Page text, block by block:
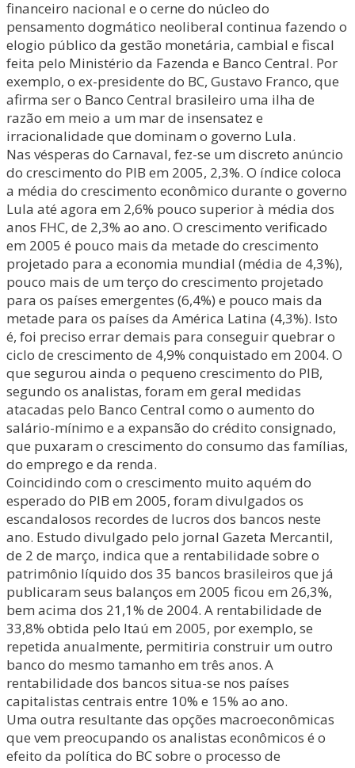
financeiro nacional e o cerne do núcleo do
pensamento dogmático neoliberal continua fazendo o
elogio público da gestão monetária, cambial e fiscal
feita pelo Ministério da Fazenda e Banco Central. Por
exemplo, o ex-presidente do BC, Gustavo Franco, que
afirma ser o Banco Central brasileiro uma ilha de
razão em meio a um mar de insensatez e
irracionalidade que dominam o governo Lula.
Nas vésperas do Carnaval, fez-se um discreto anúncio
do crescimento do PIB em 2005, 2,3%. O índice coloca
a média do crescimento econômico durante o governo
Lula até agora em 2,6% pouco superior à média dos
anos FHC, de 2,3% ao ano. O crescimento verificado
em 2005 é pouco mais da metade do crescimento
projetado para a economia mundial (média de 4,3%),
pouco mais de um terço do crescimento projetado
para os países emergentes (6,4%) e pouco mais da
metade para os países da América Latina (4,3%). Isto
é, foi preciso errar demais para conseguir quebrar o
ciclo de crescimento de 4,9% conquistado em 2004. O
que segurou ainda o pequeno crescimento do PIB,
segundo os analistas, foram em geral medidas
atacadas pelo Banco Central como o aumento do
salário-mínimo e a expansão do crédito consignado,
que puxaram o crescimento do consumo das famílias,
do emprego e da renda.
Coincidindo com o crescimento muito aquém do
esperado do PIB em 2005, foram divulgados os
escandalosos recordes de lucros dos bancos neste
ano. Estudo divulgado pelo jornal Gazeta Mercantil,
de 2 de março, indica que a rentabilidade sobre o
patrimônio líquido dos 35 bancos brasileiros que já
publicaram seus balanços em 2005 ficou em 26,3%,
bem acima dos 21,1% de 2004. A rentabilidade de
33,8% obtida pelo Itaú em 2005, por exemplo, se
repetida anualmente, permitiria construir um outro
banco do mesmo tamanho em três anos. A
rentabilidade dos bancos situa-se nos países
capitalistas centrais entre 10% e 15% ao ano.
Uma outra resultante das opções macroeconômicas
que vem preocupando os analistas econômicos é o
efeito da política do BC sobre o processo de